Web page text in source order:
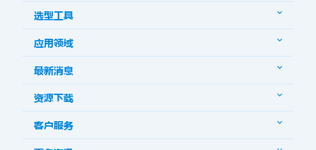
选型工具
应用领域
最新消息
资源下载
客户服务